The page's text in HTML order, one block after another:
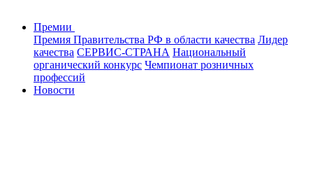
Премии
Премия Правительства РФ в области качества Лидер
качества СЕРВИС-СТРАНА Национальный
органический конкурс Чемпионат розничных
профессий
Новости